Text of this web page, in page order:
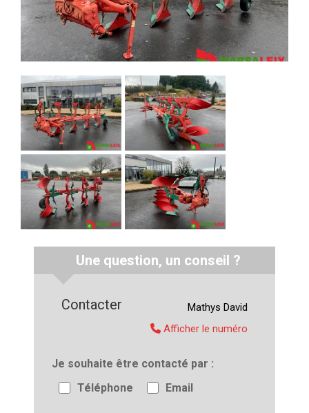
Une question, un conseil ?
Je souhaite être contacté par
Téléphone
Email
Contacter Mathys David
Afficher le numéro